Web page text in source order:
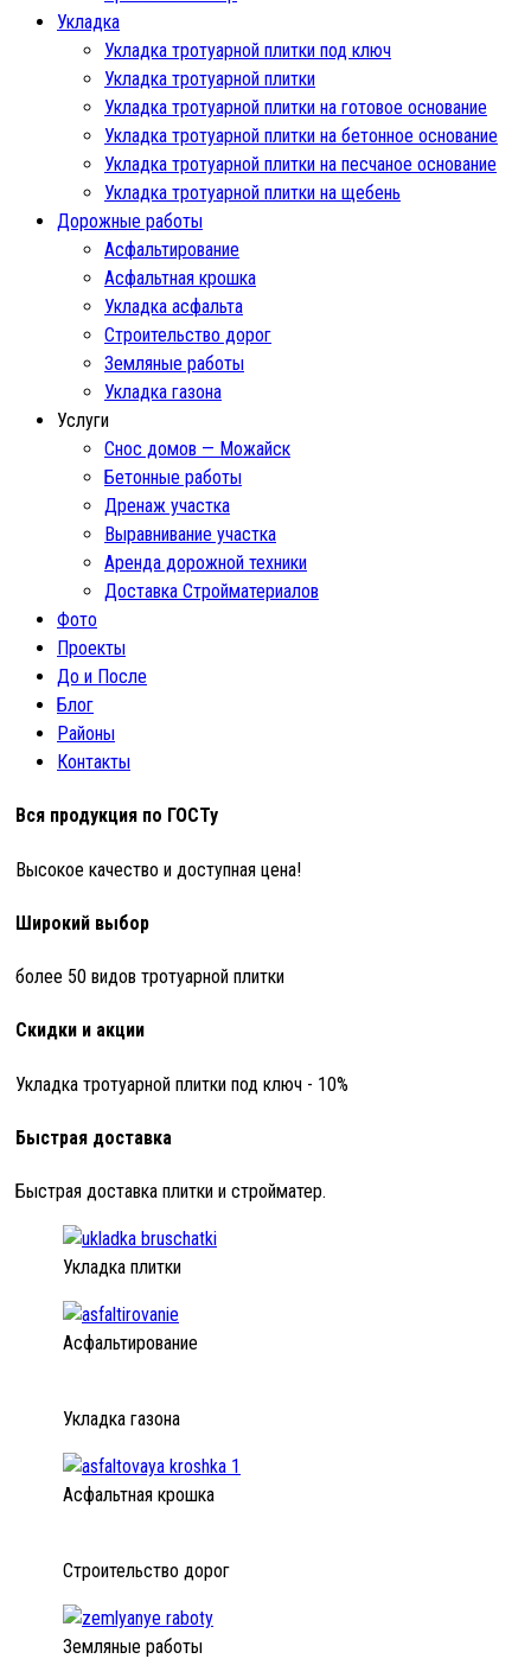
Укладка
Укладка тротуарной плитки под ключ
Укладка тротуарной плитки
Укладка тротуарной плитки на готовое основание
Укладка тротуарной плитки на бетонное основание
Укладка тротуарной плитки на песчаное основание
Укладка тротуарной плитки на щебень
Дорожные работы
Асфальтирование
Асфальтная крошка
Укладка асфальта
Строительство дорог
Земляные работы
Укладка газона
Услуги
Снос домов — Можайск
Бетонные работы
Дренаж участка
Выравнивание участка
Аренда дорожной техники
Доставка Стройматериалов
Фото
Проекты
До и После
Блог
Районы
Контакты
Вся продукция по ГОСТу
Высокое качество и доступная цена!
Широкий выбор
более 50 видов тротуарной плитки
Скидки и акции
Укладка тротуарной плитки под ключ - 10%
Быстрая доставка
Быстрая доставка плитки и стройматер.
Укладка плитки
Асфальтирование
Укладка газона
Асфальтная крошка
Строительство дорог
Земляные работы